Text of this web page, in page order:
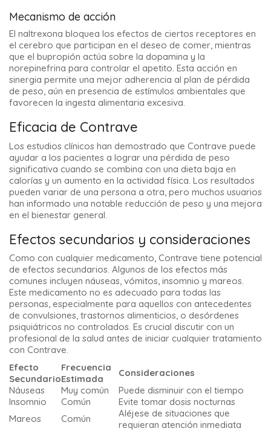
Mecanismo de acción
El naltrexona bloquea los efectos de ciertos receptores en
el cerebro que participan en el deseo de comer, mientras
que el bupropión actúa sobre la dopamina y la
norepinefrina para controlar el apetito. Esta acción en
sinergia permite una mejor adherencia al plan de pérdida
de peso, aún en presencia de estímulos ambientales que
favorecen la ingesta alimentaria excesiva.
Eficacia de Contrave
Los estudios clínicos han demostrado que Contrave puede
ayudar a los pacientes a lograr una pérdida de peso
significativa cuando se combina con una dieta baja en
calorías y un aumento en la actividad física. Los resultados
pueden variar de una persona a otra, pero muchos usuarios
han informado una notable reducción de peso y una mejora
en el bienestar general.
Efectos secundarios y consideraciones
Como con cualquier medicamento, Contrave tiene potencial
de efectos secundarios. Algunos de los efectos más
comunes incluyen náuseas, vómitos, insomnio y mareos.
Este medicamento no es adecuado para todas las
personas, especialmente para aquellos con antecedentes
de convulsiones, trastornos alimenticios, o desórdenes
psiquiátricos no controlados. Es crucial discutir con un
profesional de la salud antes de iniciar cualquier tratamiento
con Contrave.
Efecto
Secundario
Frecuencia
Estimada
Consideraciones
Náuseas
Muy común
Puede disminuir con el tiempo
Insomnio
Común
Evite tomar dosis nocturnas
Mareos
Común
Aléjese de situaciones que
requieran atención inmediata